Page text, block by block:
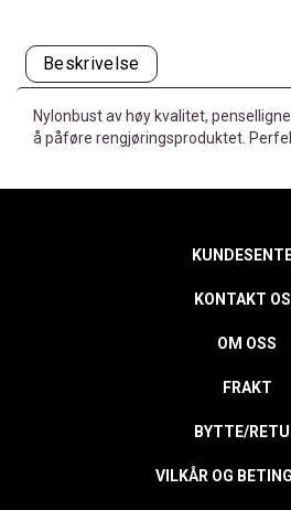
Beskrivelse
Nylonbust av høy kvalitet,
å påføre rengjøringsproduktet.
KONTAKT
OM OSS
FRAKT
BYTTE/
VILKÅR OG